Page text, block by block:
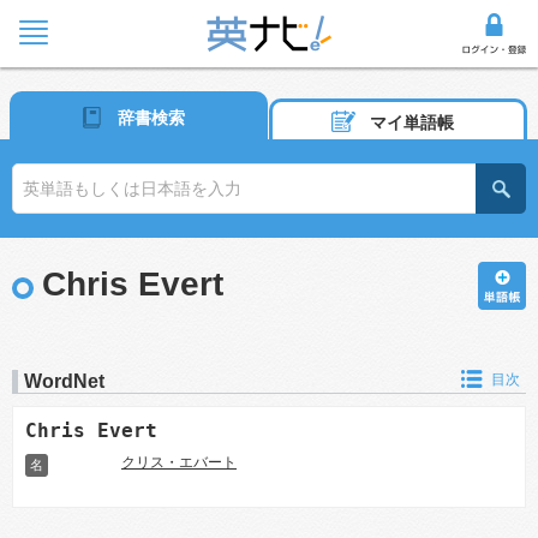
辞書検索 マイ単語帳
Chris Evert
WordNet 目次
Chris Evert
名 クリス・エバート